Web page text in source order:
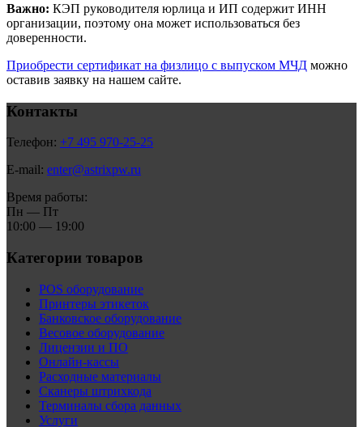
Важно: КЭП руководителя юрлица и ИП содержит ИНН
организации, поэтому она может использоваться без
доверенности.
Приобрести сертификат на физлицо с выпуском МЧД можно
оставив заявку на нашем сайте.
Контакты
Телефон: +7 495 970-25-25
E-mail: enter@astrixpw.ru
Время работы:
Пн — Пт
10:00 — 19:00
Категории товаров
POS оборудование
Принтеры этикеток
Банковское оборудование
Весовое оборудование
Лицензии и ПО
Онлайн-кассы
Расходные материалы
Сканеры штрихкода
Терминалы сбора данных
Услуги